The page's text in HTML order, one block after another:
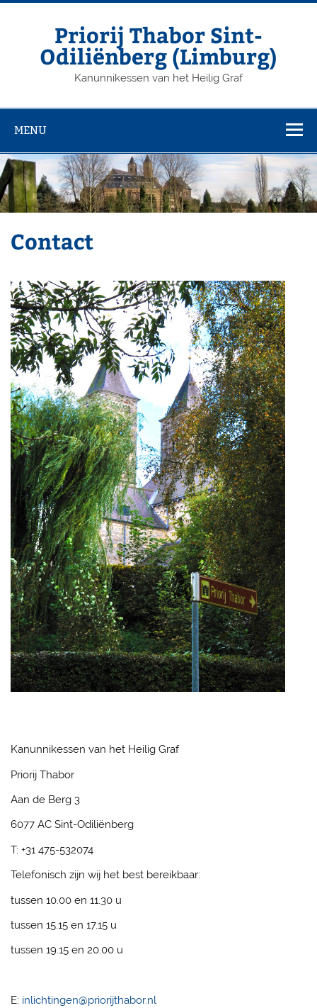
Priorij Thabor Sint-
Odiliënberg (Limburg)
Kanunnikessen van het Heilig Graf
MENU
Contact
Kanunnikessen van het Heilig Graf
Priorij Thabor
Aan de Berg 3
6077 AC Sint-Odiliënberg
T: +31 475-532074
Telefonisch zijn wij het best bereikbaar:
tussen 10.00 en 11.30 u
tussen 15.15 en 17.15 u
tussen 19.15 en 20.00 u
E: inlichtingen@priorijthabor.nl